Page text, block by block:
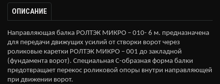
ОПИСАНИЕ
Направляющая балка РОЛТЭК МИКРО – 010- 6 м. предназначена
для передачи движущих усилий от створки ворот через
роликовые каретки РОЛТЭК МИКРО – 001 до закладной
(фундамента ворот). Специальная С-образная форма балки
предотвращает перекос роликовой опоры внутри направляющей
при движении ворот.